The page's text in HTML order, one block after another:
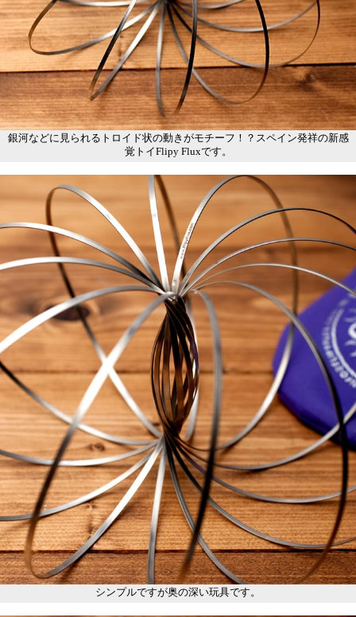
銀河などに見られるトロイド状の動きがモチーフ！？スペイン発祥の新感
覚トイFlipy Fluxです。
シンプルですが奥の深い玩具です。